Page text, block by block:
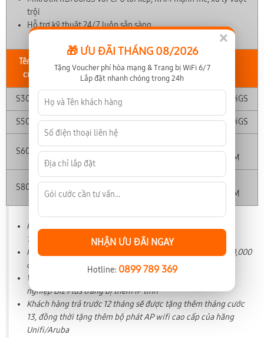
trội
Hỗ trợ kỹ thuật 24/7 luôn sẵn sàng
Tên gói
cước
Tốc độ Giá cước Thiết bị
S300 Biz 300 (Mbps) Mikrotik RB760iGS
S500 Biz 500 (Mbps) 1,400,000 Mikrotik RB760iGS
S600 Biz 600 (Mbps) 2,500,000
Mikrotik
RB4011iGSRM
S800 Biz 800 (Mbps)
Mikrotik
RB4011iGSRM
Phí hòa mạng trả sau: 1,500,000 đồng (riêng S300 Biz
1,000,000 đồng)
Phí hòa mạng trả trước: 700,000 đồng (riêng S300 Biz 500,000
đồng)
Với chỉ từ 300k khách hàng được nâng cấp lên gói doanh
nghiệp Biz Plus trang bị thêm IP tĩnh
Khách hàng trả trước 12 tháng sẽ được tặng thêm tháng cước
13, đồng thời tặng thêm bộ phát AP wifi cao cấp của hãng
Unifi/Aruba
×
🎁 ƯU ĐÃI THÁNG 08/2026
Tặng Voucher phí hòa mạng & Trang bị WiFi 6/7
Lắp đặt nhanh chóng trong 24h
NHẬN ƯU ĐÃI NGAY
Hotline: 0899 789 369